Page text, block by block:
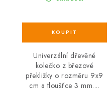
Univerzální dřevěné
kolečko z březové
překližky o rozměru 9x9
cm a tloušťce 3 mm....